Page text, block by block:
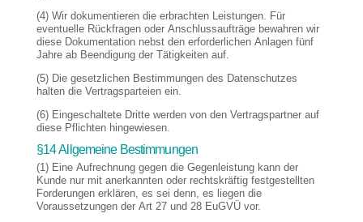
(4) Wir dokumentieren die erbrachten Leistungen. Für
eventuelle Rückfragen oder Anschlussaufträge bewahren wir
diese Dokumentation nebst den erforderlichen Anlagen fünf
Jahre ab Beendigung der Tätigkeiten auf.
(5) Die gesetzlichen Bestimmungen des Datenschutzes
halten die Vertragsparteien ein.
(6) Eingeschaltete Dritte werden von den Vertragspartner auf
diese Pflichten hingewiesen.
§14 Allgemeine Bestimmungen
(1) Eine Aufrechnung gegen die Gegenleistung kann der
Kunde nur mit anerkannten oder rechtskräftig festgestellten
Forderungen erklären, es sei denn, es liegen die
Voraussetzungen der Art 27 und 28 EuGVÜ vor.